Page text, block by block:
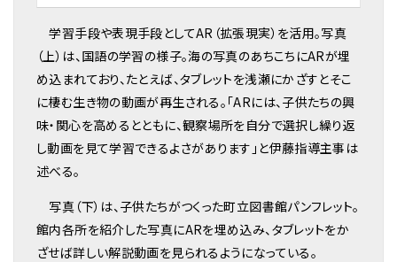
学習手段や表現手段としてAR（拡張現実）を活用。写真
（上）は、国語の学習の様子。海の写真のあちこちにARが埋
め込まれており、たとえば、タブレットを浅瀬にかざすとそこ
に棲む生き物の動画が再生される。「ARには、子供たちの興
味・関心を高めるとともに、観察場所を自分で選択し繰り返
し動画を見て学習できるよさがあります」と伊藤指導主事は
述べる。
写真（下）は、子供たちがつくった町立図書館パンフレット。
館内各所を紹介した写真にARを埋め込み、タブレットをか
ざせば詳しい解説動画を見られるようになっている。